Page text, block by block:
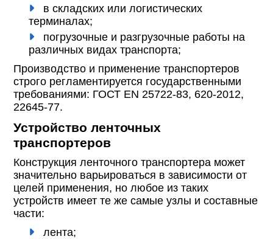
в складских или логистических
терминалах;
погрузочные и разгрузочные работы на
различных видах транспорта;
Производство и применение транспортеров
строго регламентируется государственными
требованиями: ГОСТ EN 25722-83, 620-2012,
22645-77.
Устройство ленточных
транспортеров
Конструкция ленточного транспортера может
значительно варьироваться в зависимости от
целей применения, но любое из таких
устройств имеет те же самые узлы и составные
части:
лента;